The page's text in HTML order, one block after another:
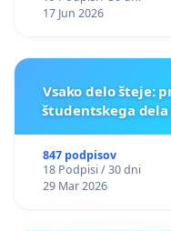
17 Jun 2026
Vsako delo šteje:
študentskega
847 podpisov
18 Podpisi / 30 dni
29 Mar 2026